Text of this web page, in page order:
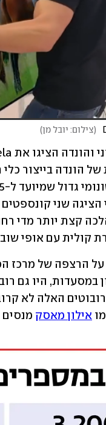
(צילום: יובל מן)
קולית עם אופי
אילון מאסק מנסים